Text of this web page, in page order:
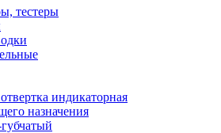
тестеры
индикаторная
назначения